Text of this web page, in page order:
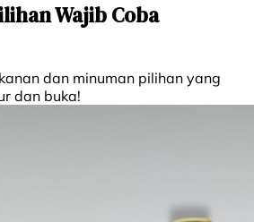
Wajib Coba
dan minuman pilihan yang
dan buka!